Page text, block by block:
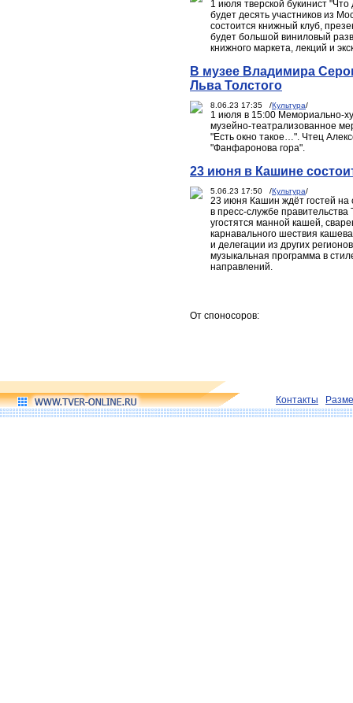
1 июля тверской букинист
будет десять участников из
состоится книжный клуб,
будет большой виниловый
книжного маркета, лекций и
В музее Владимира
Льва Толстого
8.06.23 17:35 /Культура/
1 июля в 15:00 Мемориально-
музейно-театрализованное
"Есть окно такое…". Чтец
"Фанфаронова гора".
23 июня в Кашине
5.06.23 17:50 /Культура/
23 июня Кашин ждёт гостей
в пресс-службе
угостятся манной кашей,
карнавального шествия
и делегации из других
музыкальная программа в
направлений.
От споносоров:
Контакты